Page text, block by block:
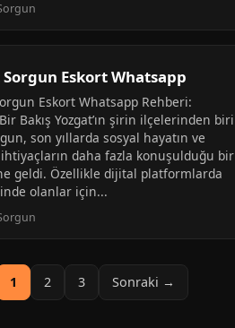
Sorgun Eskort Whatsapp
Eskort Whatsapp Rehberi:
Bakış Yozgat’ın şirin ilçelerinden biri
son yıllarda sosyal hayatın ve
daha fazla konuşulduğu bir
geldi. Özellikle dijital platformlarda
olanlar için...
1 2 3 Sonraki →